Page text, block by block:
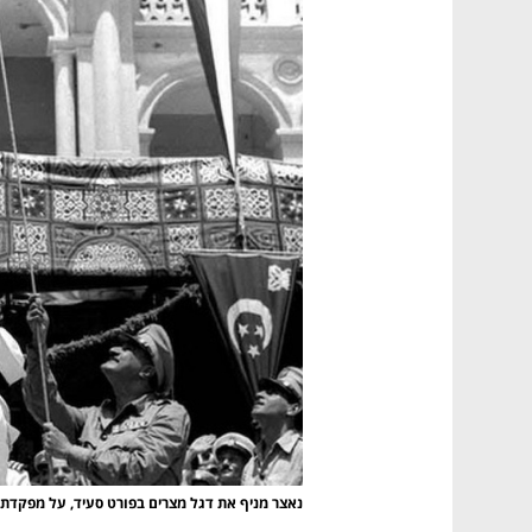
נפתח בכרטיסייה חדשה
נפתח בכרטיסייה חדשה
נאצר מניף את דגל מצרים בפורט סעיד, על